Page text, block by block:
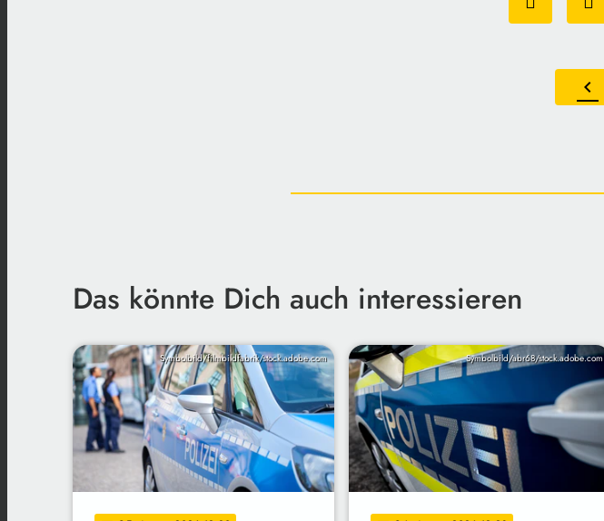
chevron_left
Das könnte Dich auch interessieren
Symbolbild/filmbildfabrik/stock.adobe.com Symbolbild/abr68/stock.adobe.com